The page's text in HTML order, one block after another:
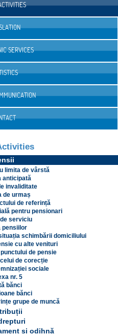
SERVICES
limita de vârstă
anticipată
invaliditate
de urmaș
de referință
pentru pensionari
serviciu
pensiilor
schimbării domiciliului
cu alte venituri
de pensie
de corecție
sociale
nr. 5
bănci
bănci
grupe de muncă
si odihnă